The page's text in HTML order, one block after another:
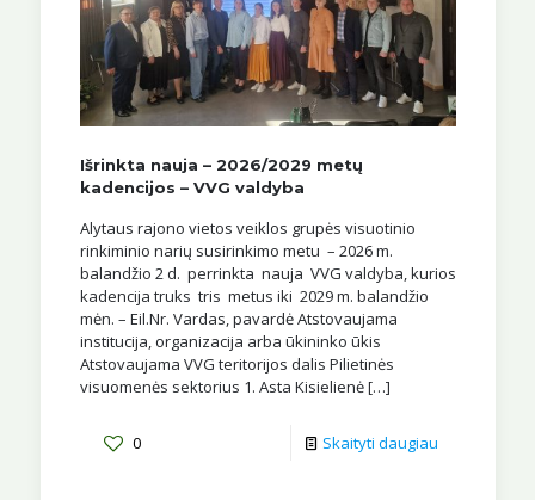
Išrinkta nauja – 2026/2029 metų
kadencijos – VVG valdyba
Alytaus rajono vietos veiklos grupės visuotinio
rinkiminio narių susirinkimo metu – 2026 m.
balandžio 2 d. perrinkta nauja VVG valdyba, kurios
kadencija truks tris metus iki 2029 m. balandžio
mėn. – Eil.Nr. Vardas, pavardė Atstovaujama
institucija, organizacija arba ūkininko ūkis
Atstovaujama VVG teritorijos dalis Pilietinės
visuomenės sektorius 1. Asta Kisielienė[…]
0 Skaityti daugiau